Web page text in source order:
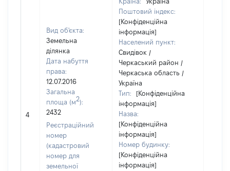
4
Вид об'єкта:
Земельна
ділянка
Дата набуття
права:
12.07.2016
Загальна
площа (м2):
2432
Реєстраційний
номер
(кадастровий
номер для
земельної
Поштовий індекс:
[Конфіденційна
інформація]
Населений пункт:
Свидівок /
Черкаський район /
Черкаська область /
Україна
Тип:
[Конфіденційна
інформація]
Назва:
[Конфіденційна
інформація]
Номер будинку:
[Конфіденційна
інформація]